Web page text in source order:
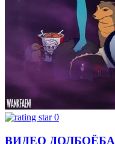
0
ВИДЕО ДОЛБОЁБА